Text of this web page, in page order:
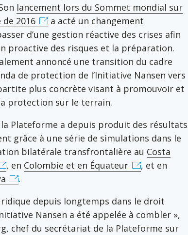
lancement lors du Sommet mondial sur
2016
a acté un changement
d’une gestion réactive des crises afin
proactive des risques et la préparation.
annoncé une transition du cadre
de protection de l’Initiative Nansen vers
plus concrète visant à promouvoir et
protection sur le terrain.
Plateforme a depuis produit des résultats
grâce à une série de simulations dans le
bilatérale transfrontalière au Costa
, en Colombie et en Équateur
, et en
.
depuis longtemps dans le droit
Nansen a été appelée à combler »,
chef du secrétariat de la Plateforme sur